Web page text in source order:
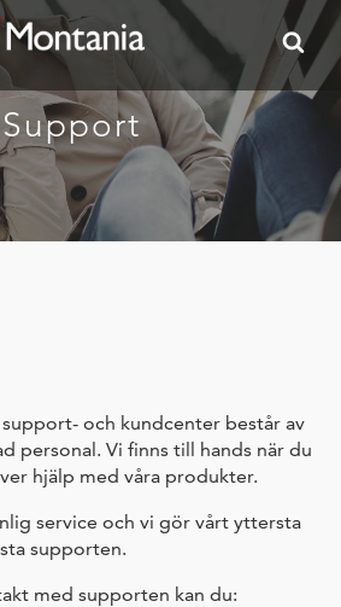
Support
och kundcenter består av
personal. Vi finns till hands när du
hjälp med våra produkter.
service och vi gör vårt yttersta
supporten.
med supporten kan du: